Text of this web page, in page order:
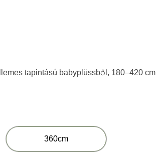
tapintású babyplüssből, 180–420 cm
360cm